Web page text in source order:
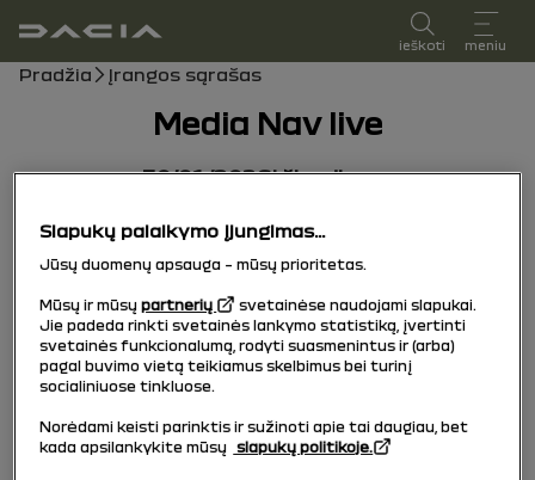
vartotojo vadovas
ieškoti meniu
Naršymo kelias
Pradžia Įrangos sąrašas
Media Nav live
30/01/2026į šiandien
Slapukų palaikymo įjungimas...
Jūsų duomenų apsauga – mūsų prioritetas.
Mūsų ir mūsųpartnerių
svetainėse naudojami slapukai.
Jie padeda rinkti svetainės lankymo statistiką, įvertinti
svetainės funkcionalumą, rodyti suasmenintus ir (arba)
pagal buvimo vietą teikiamus skelbimus bei turinį
socialiniuose tinkluose.
Norėdami keisti parinktis ir sužinoti apie tai daugiau, bet
kada apsilankykite mūsų slapukų politikoje.